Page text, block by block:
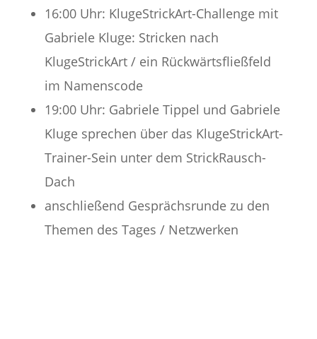
16:00 Uhr: KlugeStrickArt-Challenge mit
Gabriele Kluge: Stricken nach
KlugeStrickArt / ein Rückwärtsfließfeld
im Namenscode
19:00 Uhr: Gabriele Tippel und Gabriele
Kluge sprechen über das KlugeStrickArt-
Trainer-Sein unter dem StrickRausch-
Dach
anschließend Gesprächsrunde zu den
Themen des Tages / Netzwerken